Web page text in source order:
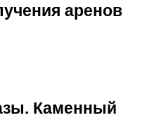
аренов
Каменный